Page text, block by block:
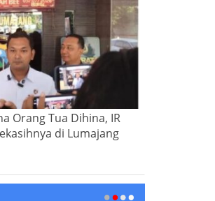
Orang Tua Dihina, IR
di Lumajang